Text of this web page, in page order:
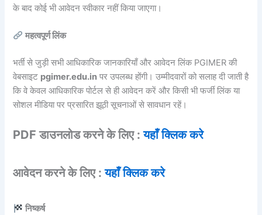
के बाद कोई भी आवेदन स्वीकार नहीं किया जाएगा।
महत्वपूर्ण लिंक
भर्ती से जुड़ी सभी आधिकारिक जानकारियाँ और आवेदन लिंक PGIMER की
वेबसाइट pgimer.edu.in पर उपलब्ध होंगी। उम्मीदवारों को सलाह दी जाती है
कि वे केवल आधिकारिक पोर्टल से ही आवेदन करें और किसी भी फर्जी लिंक या
सोशल मीडिया पर प्रसारित झूठी सूचनाओं से सावधान रहें।
PDF डाउनलोड करने के लिए :यहाँ क्लिक करे
आवेदन करने के लिए :यहाँ क्लिक करे
निष्कर्ष